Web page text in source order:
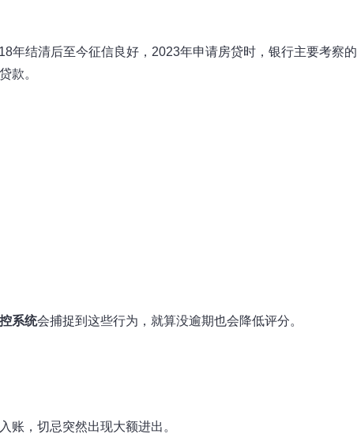
年结清后至今征信良好，2023年申请房贷时，银行主要考察的
款。
系统会捕捉到这些行为，就算没逾期也会降低评分。
账，切忌突然出现大额进出。